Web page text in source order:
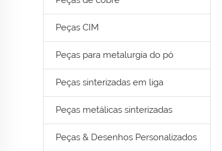
Peças CIM
Peças para metalurgia do pó
Peças sinterizadas em liga
Peças metálicas sinterizadas
Peças & Desenhos Personalizados